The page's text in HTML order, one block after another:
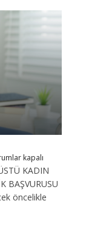
kapalı
KADIN
BAŞVURUSU
öncelikle